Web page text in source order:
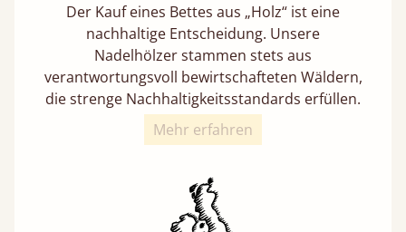
Der Kauf eines Bettes aus „Holz“ ist eine
nachhaltige Entscheidung. Unsere
Nadelhölzer stammen stets aus
verantwortungsvoll bewirtschafteten Wäldern,
die strenge Nachhaltigkeitsstandards erfüllen.
Mehr erfahren